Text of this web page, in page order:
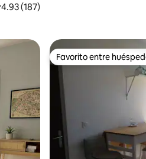
promedio: 4.93 de 5; 187
4.93 (187)
Favorito entre
Favorito entre